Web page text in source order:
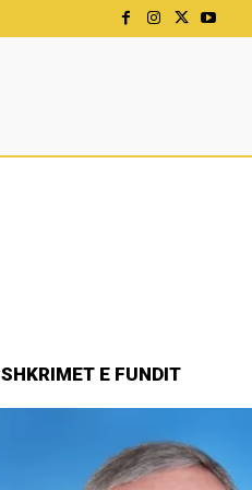
SHKRIMET E FUNDIT